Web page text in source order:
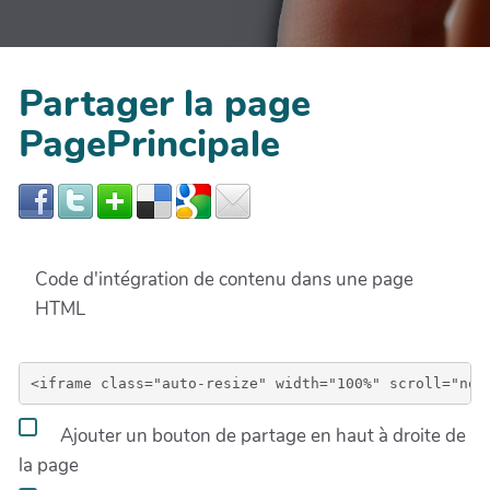
Partager la page
PagePrincipale
Code d'intégration de contenu dans une page
HTML
Ajouter un bouton de partage en haut à droite de
la page